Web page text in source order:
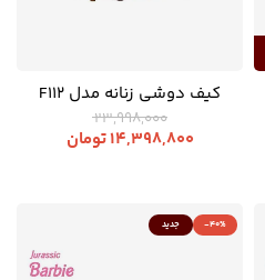
کیف دوشی زنانه مدل F112
23,998,000
14,398,800تومان
-40% جدید